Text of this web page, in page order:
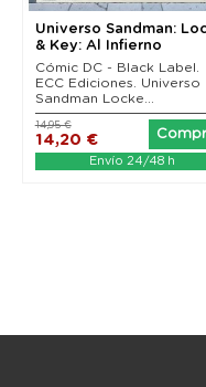
Universo Sandman:
& Key: Al Infierno
Cómic DC - Black Label.
ECC Ediciones. Universo
Sandman Locke...
14,20 €
14,95 €
Envío 24/48 h